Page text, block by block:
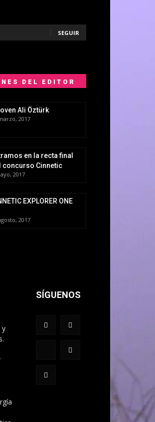
SEGUIR
DEL EDITOR
Ali Öztürk
2017
en la recta final
concurso Cinnetic
2017
EXPLORER ONE
2017
y
SÍGUENOS